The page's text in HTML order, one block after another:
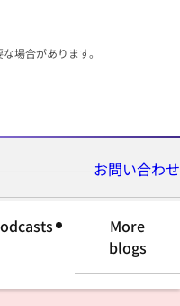
場合があります。
お問い合わせ
More
blogs